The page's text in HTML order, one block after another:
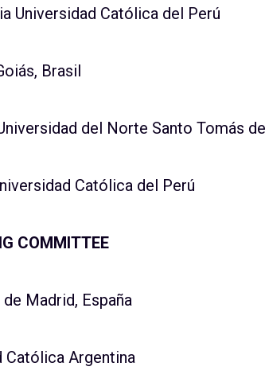
Universidad Católica del Perú
Brasil
del Norte Santo Tomás
Católica del Perú
COMMITTEE
Madrid, España
Católica Argentina